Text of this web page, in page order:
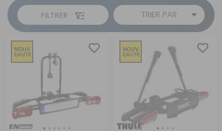
FILTRER TRIER PAR